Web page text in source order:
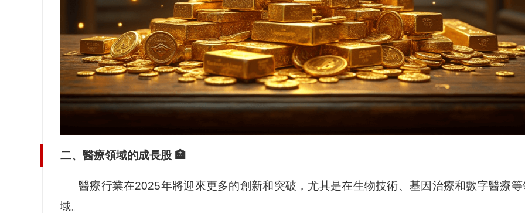
二、醫療領域的成長股 🏥
醫療行業在2025年將迎來更多的創新和突破，尤其是在生物技術、基因治療和數字醫療等
域。